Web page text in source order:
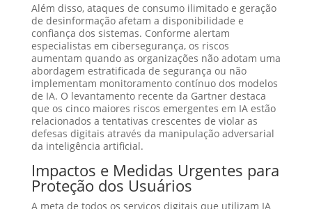
Além disso, ataques de consumo ilimitado e geração
de desinformação afetam a disponibilidade e
confiança dos sistemas. Conforme alertam
especialistas em cibersegurança, os riscos
aumentam quando as organizações não adotam uma
abordagem estratificada de segurança ou não
implementam monitoramento contínuo dos modelos
de IA. O levantamento recente da Gartner destaca
que os cinco maiores riscos emergentes em IA estão
relacionados a tentativas crescentes de violar as
defesas digitais através da manipulação adversarial
da inteligência artificial.
Impactos e Medidas Urgentes para
Proteção dos Usuários
A meta de todos os serviços digitais que utilizam IA